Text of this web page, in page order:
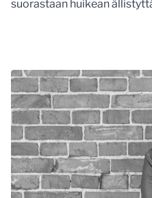
suorastaan huikean